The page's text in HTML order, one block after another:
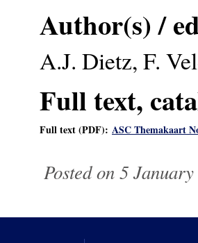
Author(s) /
A.J. Dietz, F.
Full text,
Full text (PDF): ASC Themakaart
Posted on 5